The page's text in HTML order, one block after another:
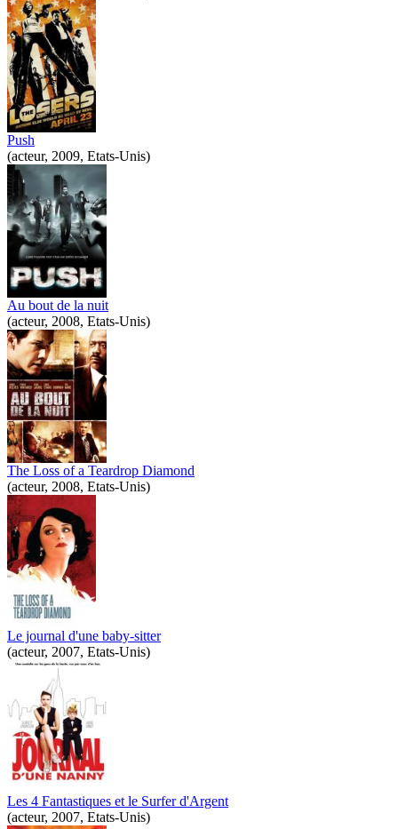
Push
(acteur, 2009, Etats-Unis)
Au bout de la nuit
(acteur, 2008, Etats-Unis)
The Loss of a Teardrop Diamond
(acteur, 2008, Etats-Unis)
Le journal d'une baby-sitter
(acteur, 2007, Etats-Unis)
Les 4 Fantastiques et le Surfer d'Argent
(acteur, 2007, Etats-Unis)